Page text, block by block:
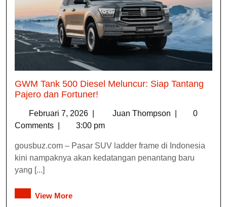
GWM Tank 500 Diesel Meluncur: Siap Tantang
Pajero dan Fortuner!
Februari 7, 2026 Juan Thompson
0
Comments
3:00 pm
gousbuz.com – Pasar SUV ladder frame di Indonesia
kini nampaknya akan kedatangan penantang baru
yang [...]
View More